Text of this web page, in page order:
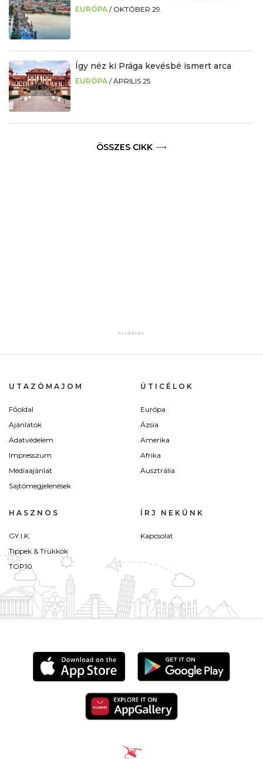
EURÓPA / OKTÓBER 29.
Így néz ki Prága kevésbé ismert arca
EURÓPA /ÁPRILIS 25.
ÖSSZES CIKK
UTAZÓMAJOM
Főoldal
Ajánlatok
Adatvédelem
Impresszum
Médiaajánlat
Sajtómegjelenések
ÚTICÉLOK
Európa
Ázsia
Amerika
Afrika
Ausztrália
HASZNOS
GY.I.K.
Tippek & Trükkök
TOP10
ÍRJ NEKÜNK
Kapcsolat